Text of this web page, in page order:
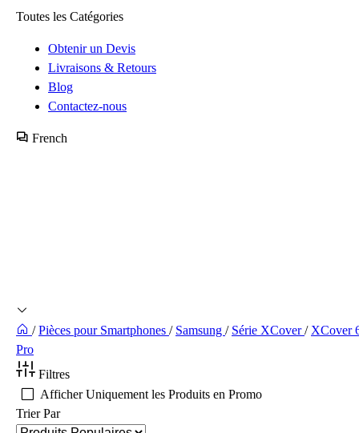
Toutes les Catégories
Obtenir un Devis
Livraisons & Retours
Blog
Contactez-nous
French
/ Pièces pour Smartphones / Samsung / Série XCover/ XCover
Pro
Filtres
Afficher Uniquement les Produits en Promo
Trier Par